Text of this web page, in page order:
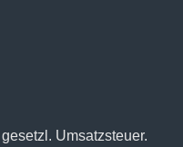
Umsatzsteuer.